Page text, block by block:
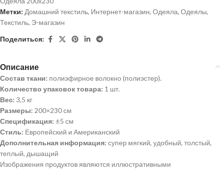
Метки: Домашний текстиль, Интернет-магазин, Одеяла, Одеялы,
Текстиль, Э-магазин
Поделиться:
Описание
Состав ткани: полиэфирное волокно (полиэстер).
Количество упаковок товара: 1 шт.
Вес: 3,5 кг
Размеры: 200×230 см
Спецификация: ±5 см
Стиль: Европейский и Американский
Дополнительная информация: супер мягкий, удобный, толстый,
теплый, дышащий
Изображения продуктов являются иллюстративными